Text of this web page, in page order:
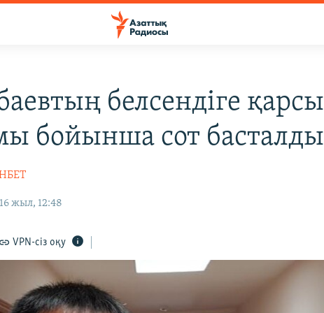
белсендіге қарсы
бойынша сот басталды
жыл, 12:48
VPN-сіз оқу